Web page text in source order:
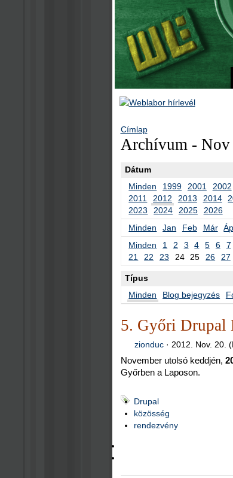
Címlap
Archívum - Nov
Dátum
Minden
1999 2001 2002
2011
2012 2013 2014
2023
2024 2025
2026
Minden
Jan Feb Már
Minden
1 2 3 4 5 6 7
21
22 23 24 25 26 27
Típus
Minden
Blog bejegyzés
5. Győri Drupal
zionduc ·2012. Nov. 20.
November utolsó keddjén,
Győrben a Laposon.
Drupal
közösség
rendezvény